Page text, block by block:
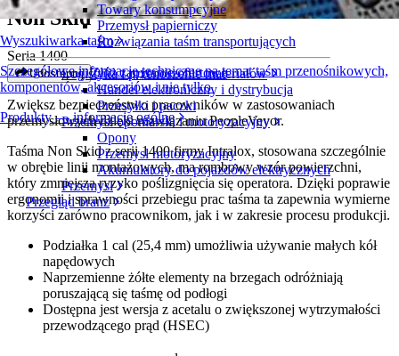
Wyszukiwarka taśm
Szczegółowe informacje techniczne na temat taśm przenośnikowych,
komponentów, akcesoriów i nie tylko
Produkty — informacje ogólne
Towary konsumpcyjne
Przemysł papierniczy
Rozwiązania taśm transportujących
Logistyka i przenoszenie materiałów
Handel elektroniczny i dystrybucja
Przesyłki i paczki
Przemysł oponiarski i motoryzacyjny
Opony
Przemysł motoryzacyjny
Akumulatory do pojazdów elektrycznych
Przemysł
Przegląd branż
Non Skid
Seria 1400
Udostępnij Złóż zapytanie ofertowe
Zwiększ bezpieczeństwo pracowników w zastosowaniach
przemysłowych dzięki rozwiązaniu PeopleVeyor.
Taśma Non Skid z serii 1400 firmy Intralox, stosowana szczególnie
w obrębie linii montażowych, ma rombowy wzór powierzchni,
który zmniejsza ryzyko poślizgnięcia się operatora. Dzięki poprawie
ergonomii i sprawności przebiegu prac taśma ta zapewnia wymierne
korzyści zarówno pracownikom, jak i w zakresie procesu produkcji.
Podziałka 1 cal (25,4 mm) umożliwia używanie małych kół
napędowych
Naprzemienne żółte elementy na brzegach odróżniają
poruszającą się taśmę od podłogi
Dostępna jest wersja z acetalu o zwiększonej wytrzymałości
przewodzącego prąd (HSEC)